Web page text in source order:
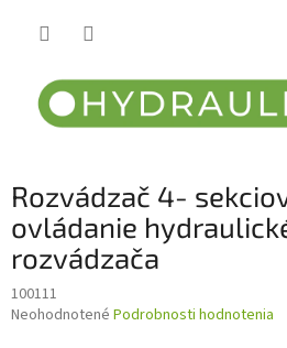
Rozvádzač 4-
ovládanie
rozvádzača
100111
Priemerné
Neohodnotené Podrobnosti hodnotenia